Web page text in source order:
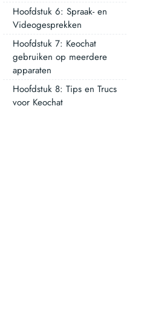
Hoofdstuk 6: Spraak- en
Videogesprekken
Hoofdstuk 7: Keochat
gebruiken op meerdere
apparaten
Hoofdstuk 8: Tips en Trucs
voor Keochat